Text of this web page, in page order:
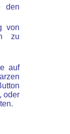
den
von
zu
auf
oder